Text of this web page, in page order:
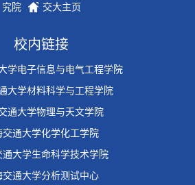
究院
交大主页
校内链接
学电子信息与电气工程学院
大学材料科学与工程学院
交通大学物理与天文学院
交通大学化学化工学院
通大学生命科学技术学院
交通大学分析测试中心